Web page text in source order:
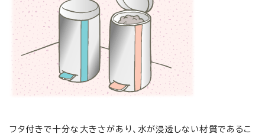
フタ付きで十分な大きさがあり、水が浸透しない材質であるこ